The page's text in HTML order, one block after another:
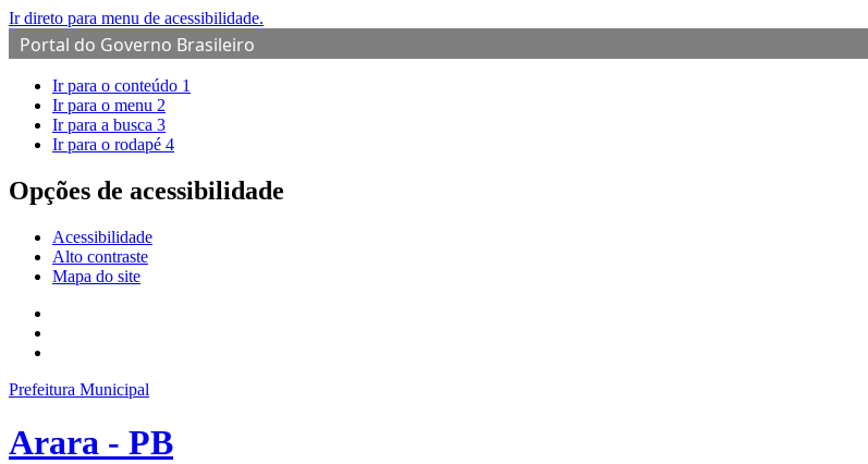
Ir direto para menu de acessibilidade.
Portal do Governo Brasileiro
Ir para o conteúdo 1
Ir para o menu 2
Ir para a busca 3
Ir para o rodapé 4
Opções de acessibilidade
Acessibilidade
Alto contraste
Mapa do site
Prefeitura Municipal
Arara - PB